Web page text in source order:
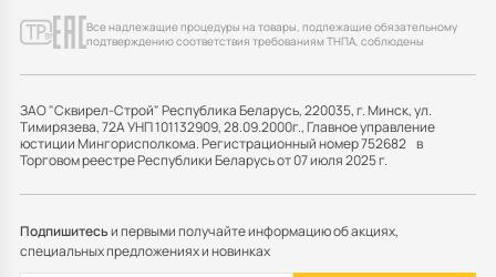
Все надлежащие процедуры на товары, подлежащие обязательному
подтверждению соответствия требованиям ТНПА, соблюдены
ЗАО "Сквирел-Строй" Республика Беларусь, 220035, г. Минск, ул.
Тимирязева, 72А УНП 101132909, 28.09.2000г., Главное управление
юстиции Мингорисполкома. Регистрационный номер 752682 в
Торговом реестре Республики Беларусь от 07 июля 2025 г.
Подпишитесьи первыми получайте информацию об акциях,
специальных предложениях и новинках